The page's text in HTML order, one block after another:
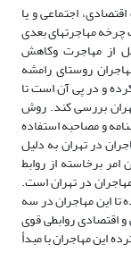
اجتماعی و یا
چرخه مهاجرتهای بعدی
از مهاجرت وکاهش
روستای رامشه
و در پی آن است تا
بررسی کند. روش
و مصاحبه استفاده
در تهران به دلیل
برخاسته از روابط
در تهران است.
این مهاجران در سه
اقتصادی روابطی قوی
این مهاجران با مبدأ